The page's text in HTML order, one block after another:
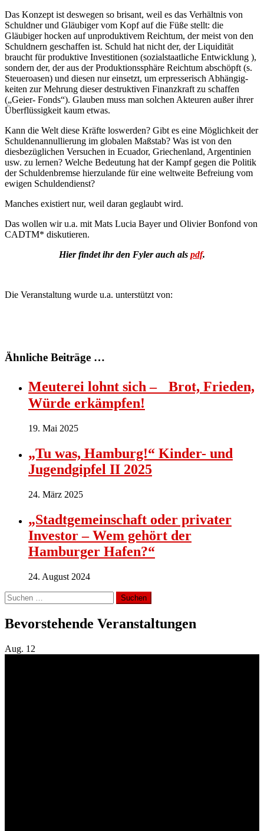
Das Konzept ist deswegen so brisant, weil es das Verhältnis von
Schuldner und Gläubiger vom Kopf auf die Füße stellt: die
Gläubiger hocken auf unproduktivem Reichtum, der meist von den
Schuldnern geschaffen ist. Schuld hat nicht der, der Liquidität
braucht für produktive Investitionen (sozialstaatliche Entwicklung ),
sondern der, der aus der Produktionssphäre Reichtum abschöpft (s.
Steueroasen) und diesen nur einsetzt, um erpresserisch Abhängig-
keiten zur Mehrung dieser destruktiven Finanzkraft zu schaffen
(„Geier- Fonds“). Glauben muss man solchen Akteuren außer ihrer
Überflüssigkeit kaum etwas.
Kann die Welt diese Kräfte loswerden? Gibt es eine Möglichkeit der
Schuldenannullierung im globalen Maßstab? Was ist von den
diesbezüglichen Versuchen in Ecuador, Griechenland, Argentinien
usw. zu lernen? Welche Bedeutung hat der Kampf gegen die Politik
der Schuldenbremse hierzulande für eine weltweite Befreiung vom
ewigen Schuldendienst?
Manches existiert nur, weil daran geglaubt wird.
Das wollen wir u.a. mit Mats Lucia Bayer und Olivier Bonfond von
CADTM* diskutieren.
Hier findet ihr den Fyler auch als pdf.
Die Veranstaltung wurde u.a. unterstützt von:
Ähnliche Beiträge …
Meuterei lohnt sich – Brot, Frieden,
Würde erkämpfen!
19. Mai 2025
„Tu was, Hamburg!“ Kinder- und
Jugendgipfel II 2025
24. März 2025
„Stadtgemeinschaft oder privater
Investor – Wem gehört der
Hamburger Hafen?“
24. August 2024
Suchen
nach:
Bevorstehende Veranstaltungen
Aug. 12